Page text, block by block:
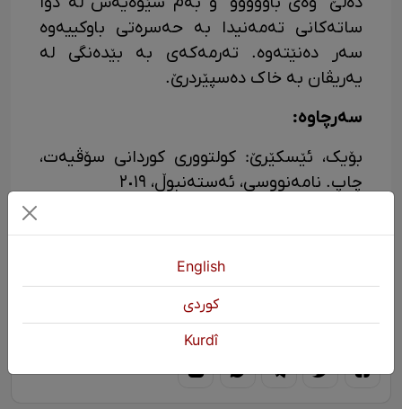
ساتەکانی تەمەنیدا بە حەسرەتی باوکییەوە
سەر دەنێتەوە. تەرمەکەی بە بێدەنگی لە
یەریڤان بە خاک دەسپێردرێ.
سەرچاوە:
بۆیک، ئێسکێرێ: کولتووری کوردانی سۆڤیەت،
چاپ. نامەنووسی، ئەستەنبوڵ، ٢٠١٩
KURDŞOP 2980 بینین
English
كوردی
Kurdî